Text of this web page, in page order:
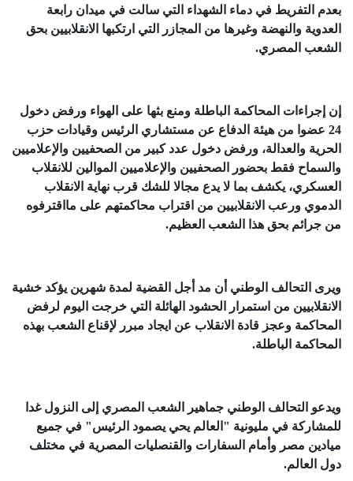
بعدم التفريط في دماء الشهداء التي سالت في ميدان رابعة
العدوية والنهضة وغيرها من المجازر التي ارتكبها الانقلابيين بحق
الشعب المصري.
إن إجراءات المحاكمة الباطلة ومنع بثها على الهواء ورفض دخول
24 عضوا من هيئة الدفاع عن مستشاري الرئيس وقيادات حزب
الحرية والعدالة، ورفض دخول عدد كبير من الصحفيين والإعلاميين
والسماح فقط بحضور الصحفيين والإعلاميين الموالين للانقلاب
العسكري، يكشف بما لا يدع مجالا للشك قرب نهاية الانقلاب
الدموي ورعب الانقلابيين من اقتراب محاكمتهم على مااقترفوه
من جرائم بحق هذا الشعب العظيم.
ويرى التحالف الوطني أن مد أجل القضية لمدة شهرين يؤكد خشية
الانقلابيين من استمرار الحشود الهائلة التي خرجت اليوم لرفض
المحاكمة وعجز قادة الانقلاب عن ايجاد مبرر ﻹقناع الشعب بهذه
المحاكمة الباطلة.
ويدعو التحالف الوطني جماهير الشعب المصري إلى النزول غدا
للمشاركة في مليونية "العالم يحي يصمود الرئيس" في جميع
ميادين مصر وأمام السفارات والقنصليات المصرية في مختلف
دول العالم.